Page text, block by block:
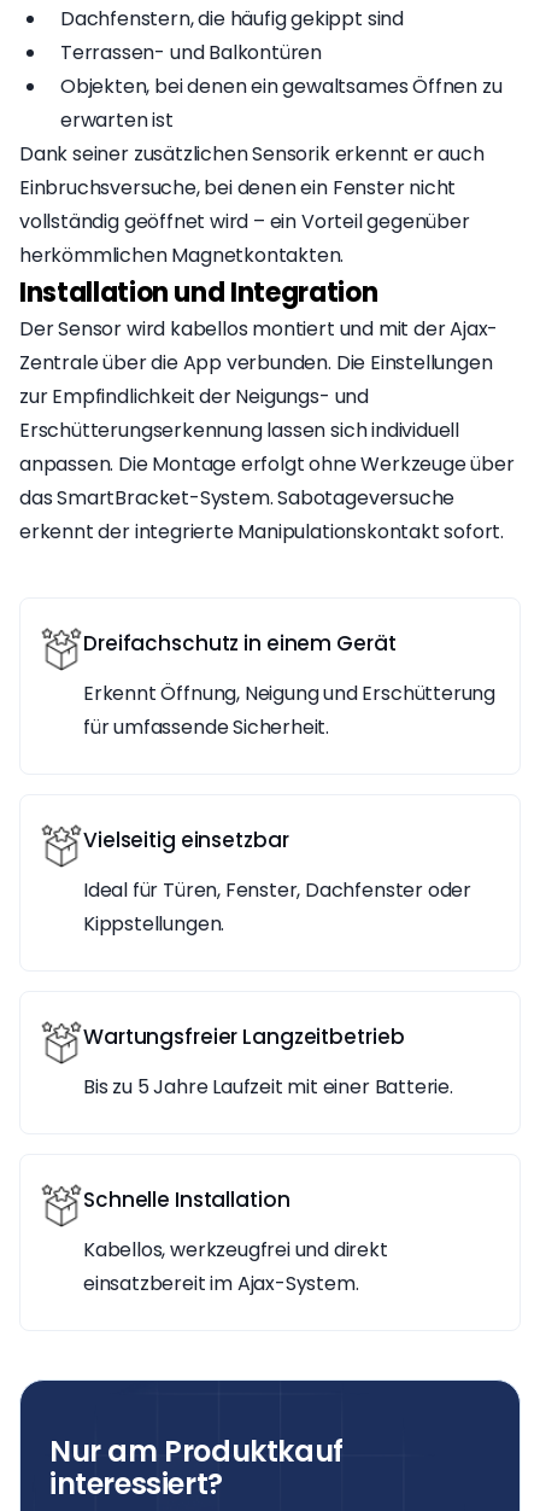
Dachfenstern, die häufig gekippt sind
Terrassen- und Balkontüren
Objekten, bei denen ein gewaltsames Öffnen zu
erwarten ist
Dank seiner zusätzlichen Sensorik erkennt er auch
Einbruchsversuche, bei denen ein Fenster nicht
vollständig geöffnet wird – ein Vorteil gegenüber
herkömmlichen Magnetkontakten.
Installation und Integration
Der Sensor wird kabellos montiert und mit der Ajax-
Zentrale über die App verbunden. Die Einstellungen
zur Empfindlichkeit der Neigungs- und
Erschütterungserkennung lassen sich individuell
anpassen. Die Montage erfolgt ohne Werkzeuge über
das SmartBracket-System. Sabotageversuche
erkennt der integrierte Manipulationskontakt sofort.
Dreifachschutz in einem Gerät
Erkennt Öffnung, Neigung und Erschütterung
für umfassende Sicherheit.
Vielseitig einsetzbar
Ideal für Türen, Fenster, Dachfenster oder
Kippstellungen.
Wartungsfreier Langzeitbetrieb
Bis zu 5 Jahre Laufzeit mit einer Batterie.
Schnelle Installation
Kabellos, werkzeugfrei und direkt
einsatzbereit im Ajax-System.
Nur am Produktkauf
interessiert?